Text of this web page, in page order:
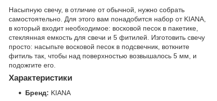
Насыпную свечу, в отличие от обычной, нужно собрать
самостоятельно. Для этого вам понадобится набор от KIANA,
в который входит необходимое: восковой песок в пакетике,
стеклянная емкость для свечи и 5 фитилей. Изготовить свечу
просто: насыпьте восковой песок в подсвечник, воткните
фитиль так, чтобы над поверхностью возвышалось 5 мм, и
подожгите его.
Характеристики
Бренд: KIANA